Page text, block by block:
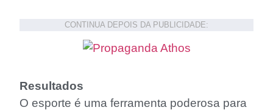
CONTINUA DEPOIS DA PUBLICIDADE:
Resultados
O esporte é uma ferramenta poderosa para